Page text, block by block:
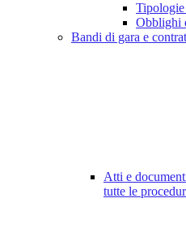
Obblighi
Bandi di gara e
Atti e
tutte le